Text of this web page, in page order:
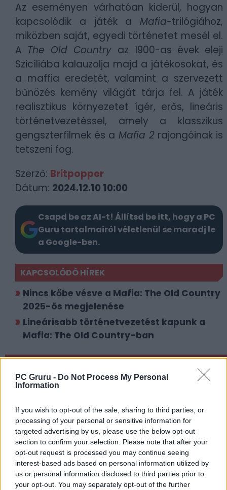
PC Gruru - Do Not Process My Personal
Information
If you wish to opt-out of the sale, sharing to third parties, or
processing of your personal or sensitive information for
targeted advertising by us, please use the below opt-out
section to confirm your selection. Please note that after your
opt-out request is processed you may continue seeing
interest-based ads based on personal information utilized by
us or personal information disclosed to third parties prior to
your opt-out. You may separately opt-out of the further
Az eseményen várhatóan kiderül, hogyan
kapcsolódik a játék a Mafia-trilógiához,
miközben saját, egyedi történetet mesél el.
A The Old Country az 1900-as évek eleji
Szicíliába kalauzolja majd a játékosokat, és
a maffia eredetét, valamint a szervezett
bűnözés kemény világát tárja fel. A játék
realisztikus környezetet ígér, erős, lineáris
történetvezetéssel, amely a klasszikus
gengszterfilmek és a Mafia 2 rajongóinak is
tetszeni fog.
Szerző: Britpopper
Dátum: 2024.12.10 10:00
Csapd be az AI-t! Állítsd be itt, hogy a PC
Guru tartalmairól véletlenül se maradj le
a Google-ben.
KAPCSOLÓDÓ HÍREK
Nincs kőbe vésve a Mafia: The Old Country
2025-ös megjelenése
Lineárisabb történetvezetést kapunk a
Mafia: The Old Country-ban
LEGFRISSEBB VIDEÓNK